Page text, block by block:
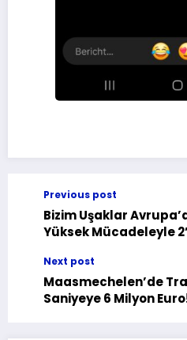
Previous post
Bizim Uşaklar
Yüksek Mücadeleyle
Next post
Maasmechelen’de
Saniyeye 6 Milyon